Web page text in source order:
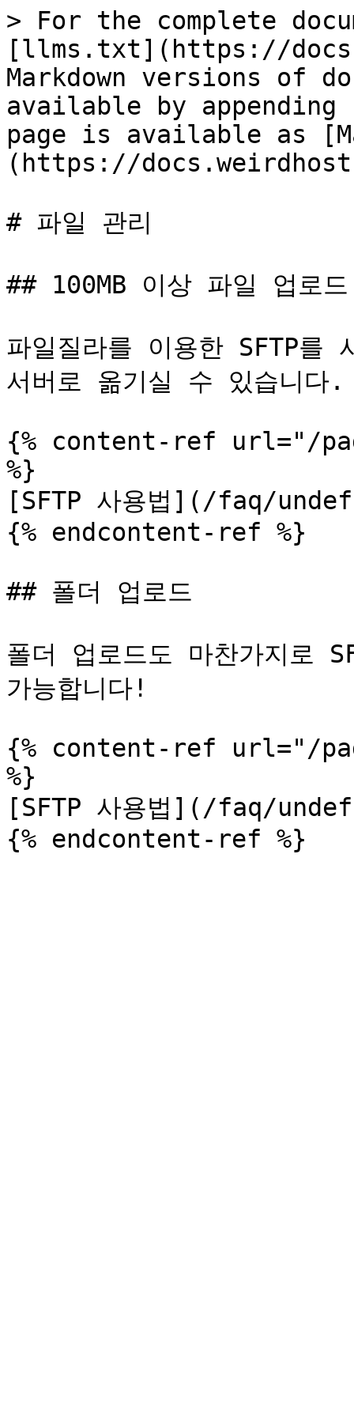
> For the complete
[llms.txt](https://
Markdown versions of
available by
page is available as
(https://
# 파일 관리
## 100MB 이상 파일 업로드
파일질라를 이용한 SFTP를
서버로 옮기실 수 있습니다.
{% content-ref url="/
%}
[SFTP 사용법](/faq/
{% endcontent-ref %}
## 폴더 업로드
폴더 업로드도 마찬가지로
가능합니다!
{% content-ref url="/
%}
[SFTP 사용법](/faq/